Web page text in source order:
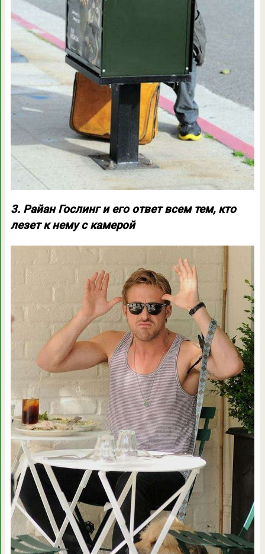
3. Райан Гослинг и его ответ всем тем, кто
лезет к нему с камерой